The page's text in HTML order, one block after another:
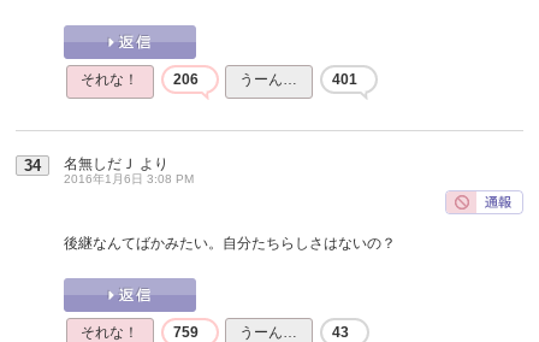
それな！ 206 うーん… 401
34 名無しだＪ より
2016年1月6日 3:08 PM
後継なんてばかみたい。自分たちらしさはないの？
それな！ 759 うーん… 43